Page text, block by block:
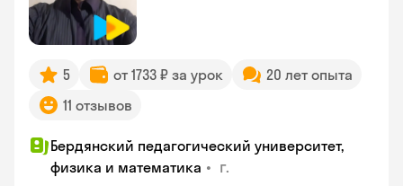
5 от 1733 ₽ за урок
20 лет опыта
11 отзывов
Бердянский педагогический университет,
физика и математика • г.